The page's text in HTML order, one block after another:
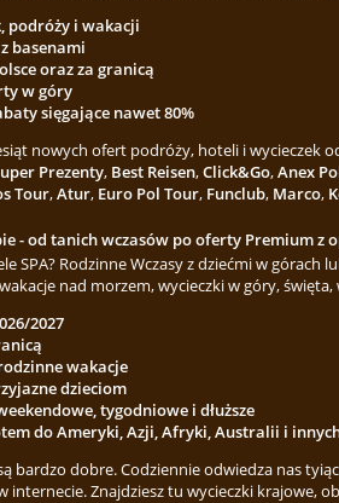
podróży i wakacji
basenami
oraz za granicą
w góry
sięgające nawet 80%
nowych ofert podróży, hoteli i wycieczek
Prezenty, Best Reisen,Click&Go,Anex
Tour,Atur, Euro Pol Tour, Funclub, Marco,
- od tanich wczasów po oferty Premium z
SPA? Rodzinne Wczasy z dziećmi w
nad morzem, wycieczki w góry,
2027
wakacje
dzieciom
tygodniowe i dłuższe
do Ameryki, Azji, Afryki, Australii i
bardzo dobre. Codziennie odwiedza nas
internecie. Znajdziesz tu wycieczki krajowe,